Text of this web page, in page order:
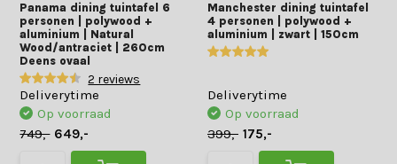
Panama dining tuintafel 6
personen | polywood +
aluminium | Natural
Wood/antraciet | 260cm
Deens ovaal
2 reviews
Deliverytime
Op voorraad
749,- 649,-
Manchester dining tuintafel
4 personen | polywood +
aluminium | zwart | 150cm
Deliverytime
Op voorraad
399,- 175,-